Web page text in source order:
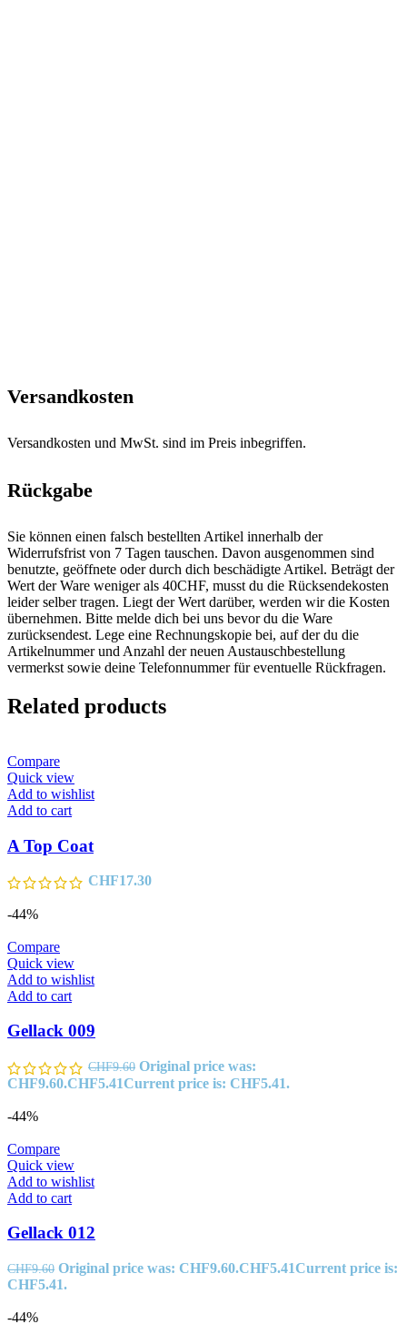
Versandkosten
Versandkosten und MwSt. sind im Preis inbegriffen.
Rückgabe
Sie können einen falsch bestellten Artikel innerhalb der
Widerrufsfrist von 7 Tagen tauschen. Davon ausgenommen sind
benutzte, geöffnete oder durch dich beschädigte Artikel. Beträgt der
Wert der Ware weniger als 40CHF, musst du die Rücksendekosten
leider selber tragen. Liegt der Wert darüber, werden wir die Kosten
übernehmen. Bitte melde dich bei uns bevor du die Ware
zurücksendest. Lege eine Rechnungskopie bei, auf der du die
Artikelnummer und Anzahl der neuen Austauschbestellung
vermerkst sowie deine Telefonnummer für eventuelle Rückfragen.
Related products
Compare
Quick view
Add to wishlist
Add to cart
A Top Coat
CHF17.30
-44%
Compare
Quick view
Add to wishlist
Add to cart
Gellack 009
CHF9.60 Original price was:
CHF9.60.CHF5.41Current price is: CHF5.41.
-44%
Compare
Quick view
Add to wishlist
Add to cart
Gellack 012
CHF9.60 Original price was: CHF9.60.CHF5.41Current price is:
CHF5.41.
-44%